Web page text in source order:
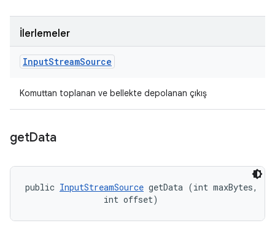
İlerlemeler
InputStreamSource
Komuttan toplanan ve bellekte depolanan çıkış
getData
public InputStreamSource getData (int maxBytes,
                int offset)